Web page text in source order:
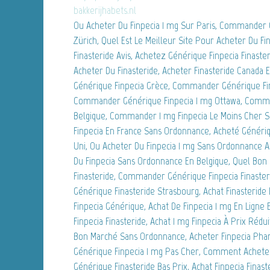
bakkerijhabets.nl
Ou Acheter Du Finpecia 1 mg Sur Paris, Commander
Zürich, Quel Est Le Meilleur Site Pour Acheter Du
Finasteride Avis, Achetez Générique Finpecia
Acheter Du Finasteride, Acheter Finasteride Canada
Générique Finpecia Grèce, Commander Générique
Commander Générique Finpecia 1 mg Ottawa,
Belgique, Commander 1 mg Finpecia Le Moins Cher
Finpecia En France Sans Ordonnance, Acheté
Uni, Ou Acheter Du Finpecia 1 mg Sans Ordonnance
Du Finpecia Sans Ordonnance En Belgique, Quel
Finasteride, Commander Générique Finpecia
Générique Finasteride Strasbourg, Achat Finasteride
Finpecia Générique, Achat De Finpecia 1 mg En
Finpecia Finasteride, Achat 1 mg Finpecia À Prix
Bon Marché Sans Ordonnance, Acheter Finpecia
Générique Finpecia 1 mg Pas Cher, Comment
Générique Finasteride Bas Prix, Achat Finpecia